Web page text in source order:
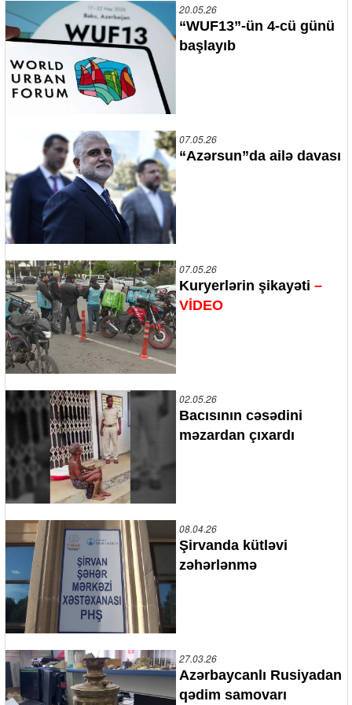
20.05.26
“WUF13”-ün 4-cü günü
başlayıb
07.05.26
“Azərsun”da ailə davası
07.05.26
Kuryerlərin şikayəti –
VİDEO
02.05.26
Bacısının cəsədini
məzardan çıxardı
08.04.26
Şirvanda kütləvi
zəhərlənmə
27.03.26
Azərbaycanlı Rusiyadan
qədim samovarı